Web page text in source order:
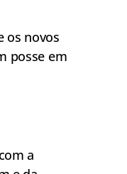
os novos
posse em
a